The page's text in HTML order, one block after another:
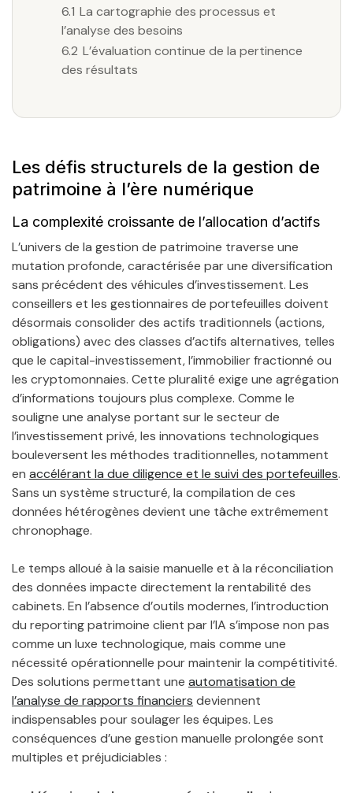
6.1 La cartographie des processus et
l’analyse des besoins
6.2 L’évaluation continue de la pertinence
des résultats
Les défis structurels de la gestion de
patrimoine à l’ère numérique
La complexité croissante de l’allocation d’actifs
L’univers de la gestion de patrimoine traverse une
mutation profonde, caractérisée par une diversification
sans précédent des véhicules d’investissement. Les
conseillers et les gestionnaires de portefeuilles doivent
désormais consolider des actifs traditionnels (actions,
obligations) avec des classes d’actifs alternatives, telles
que le capital-investissement, l’immobilier fractionné ou
les cryptomonnaies. Cette pluralité exige une agrégation
d’informations toujours plus complexe. Comme le
souligne une analyse portant sur le secteur de
l’investissement privé, les innovations technologiques
bouleversent les méthodes traditionnelles, notamment
en accélérant la due diligence et le suivi des portefeuilles.
Sans un système structuré, la compilation de ces
données hétérogènes devient une tâche extrêmement
chronophage.
Le temps alloué à la saisie manuelle et à la réconciliation
des données impacte directement la rentabilité des
cabinets. En l’absence d’outils modernes, l’introduction
du reporting patrimoine client par l’IA s’impose non pas
comme un luxe technologique, mais comme une
nécessité opérationnelle pour maintenir la compétitivité.
Des solutions permettant une automatisation de
l’analyse de rapports financiers deviennent
indispensables pour soulager les équipes. Les
conséquences d’une gestion manuelle prolongée sont
multiples et préjudiciables :